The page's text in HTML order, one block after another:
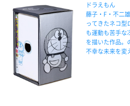
ドラえもん
藤子・F・不二
ってきたネコ
も運動も苦手な
を描いた作品。
不幸な未来を変